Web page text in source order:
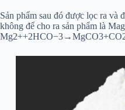
Sản phẩm sau đó được lọc ra và
không để cho ra sản phẩm là